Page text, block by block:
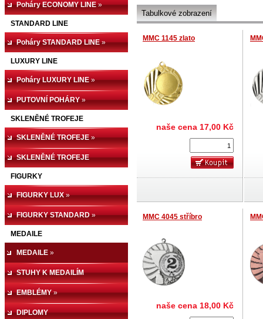
Poháry ECONOMY LINE»
STANDARD LINE
Poháry STANDARD LINE»
LUXURY LINE
Poháry LUXURY LINE»
PUTOVNÍ POHÁRY»
SKLENĚNÉ TROFEJE
SKLENĚNÉ TROFEJE»
SKLENĚNÉ TROFEJE
EXCLUSIVE
FIGURKY
FIGURKY LUX»
FIGURKY STANDARD»
MEDAILE
MEDAILE »
STUHY K MEDAILÍM
EMBLÉMY»
DIPLOMY
Tabulkové zobrazení
MMC 1145 zlato
naše cena 17,00 Kč
MMC 4045 stříbro
naše cena 18,00 Kč